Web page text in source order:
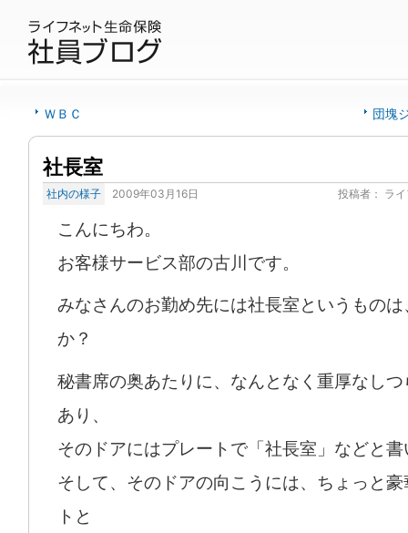
ＷＢＣ 団塊
社長室
社内の様子 2009年03月16日 投稿者： ラ
こんにちわ。
お客様サービス部の古川です。
みなさんのお勤め先には社長室というもの
か？
秘書席の奥あたりに、なんとなく重厚なし
あり、
そのドアにはプレートで「社長室」などと
そして、そのドアの向こうには、ちょっと
トと